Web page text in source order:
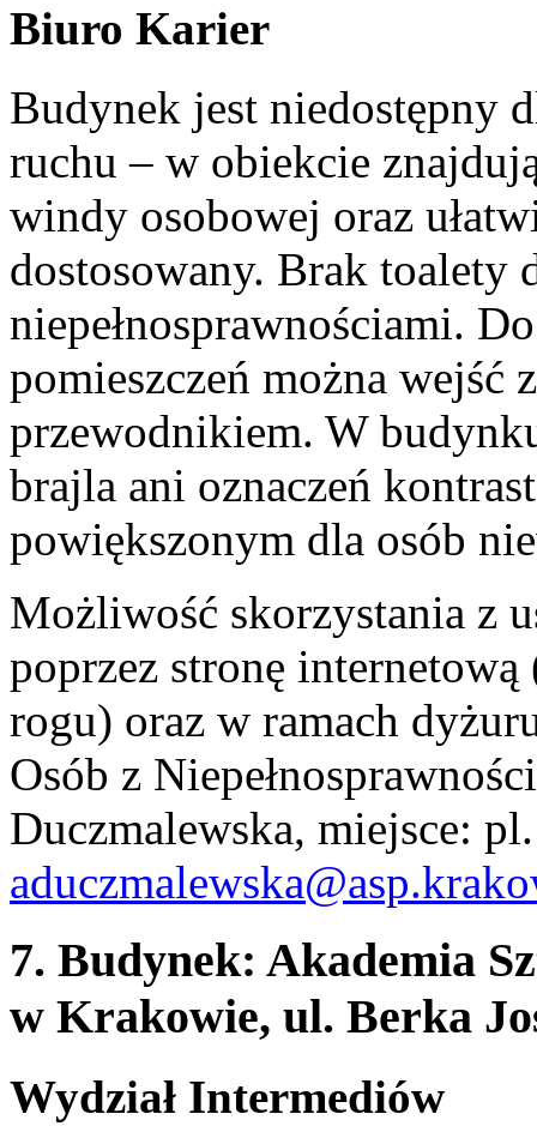
Biuro Karier
Budynek jest niedostępny
ruchu – w obiekcie
windy osobowej oraz
dostosowany. Brak toalety
niepełnosprawnościami.
pomieszczeń można wejść
przewodnikiem. W
brajla ani oznaczeń
powiększonym dla osób
Możliwość skorzystania z
poprzez stronę
rogu) oraz w ramach
Osób z
Duczmalewska, miejsce:
7. Budynek: Akademia
w Krakowie, ul. Berka
Wydział Intermediów